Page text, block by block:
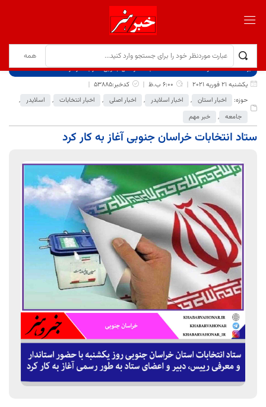
برگ نخست نوشته‌ها
ستاد انتخابات خراسان جنوبی آغاز به کار کرد
یکشنبه 21 فوریه 2021
6:00 ب.ظ
کدخبر:53885
حوزه:
اخبار استان , اخبار اسلایدر , اخبار اصلی , اخبار انتخابات , اسلایدر
,
جامعه , خبر مهم
ستاد انتخابات خراسان جنوبی آغاز به کار کرد